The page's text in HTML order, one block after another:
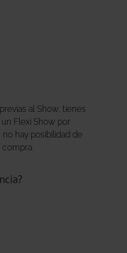
al Show, tienes
Flexi Show por
hay posibilidad de